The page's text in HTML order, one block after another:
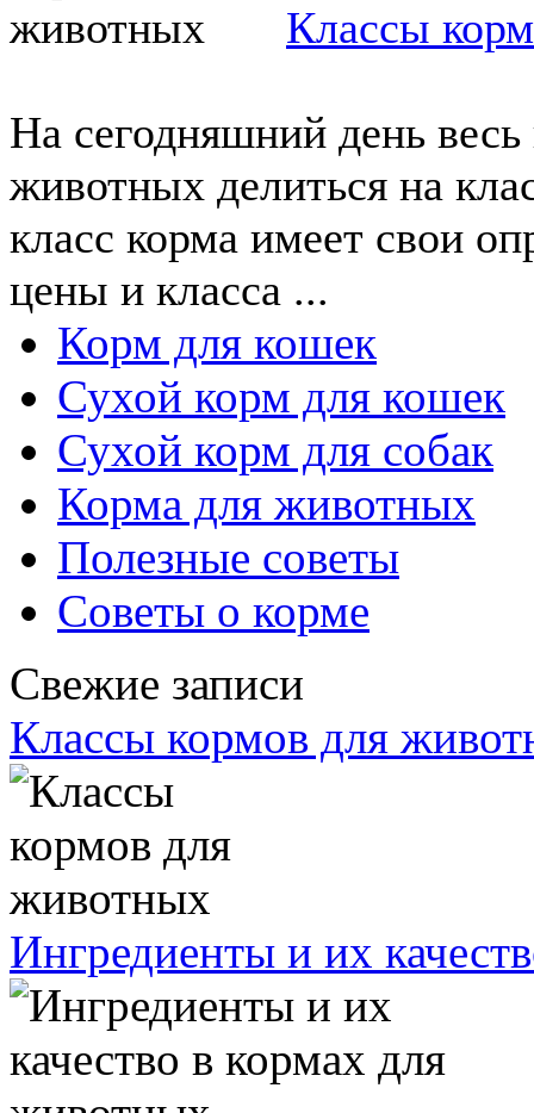
Классы
На сегодняшний день
животных делиться на
класс корма имеет свои
цены и класса ...
Корм для кошек
Сухой корм для кошек
Сухой корм для собак
Корма для животных
Полезные советы
Советы о корме
Свежие записи
Классы кормов для
Ингредиенты и их